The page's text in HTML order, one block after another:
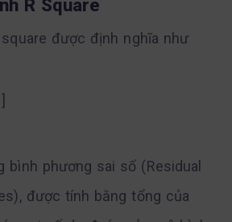
R Square
được định nghĩa như
bình phương sai số (Residual
được tính bằng tổng của